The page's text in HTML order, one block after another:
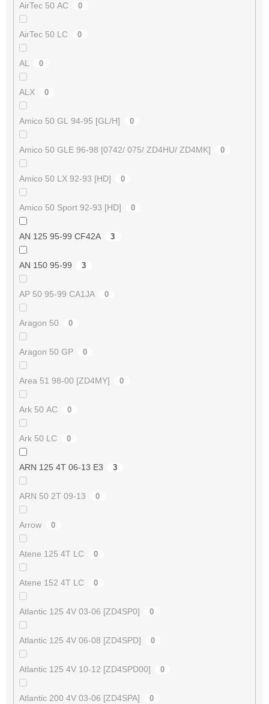
AirTec 50 AC 0
AirTec 50 LC 0
AL 0
ALX 0
Amico 50 GL 94-95 [GL/H] 0
Amico 50 GLE 96-98 [0742/ 075/ ZD4HU/ ZD4MK] 0
Amico 50 LX 92-93 [HD] 0
Amico 50 Sport 92-93 [HD] 0
AN 125 95-99 CF42A 3
AN 150 95-99 3
AP 50 95-99 CA1JA 0
Aragon 50 0
Aragon 50 GP 0
Area 51 98-00 [ZD4MY] 0
Ark 50 AC 0
Ark 50 LC 0
ARN 125 4T 06-13 E3 3
ARN 50 2T 09-13 0
Arrow 0
Atene 125 4T LC 0
Atene 152 4T LC 0
Atlantic 125 4V 03-06 [ZD4SP0] 0
Atlantic 125 4V 06-08 [ZD4SPD] 0
Atlantic 125 4V 10-12 [ZD4SPD00] 0
Atlantic 200 4V 03-06 [ZD4SPA] 0